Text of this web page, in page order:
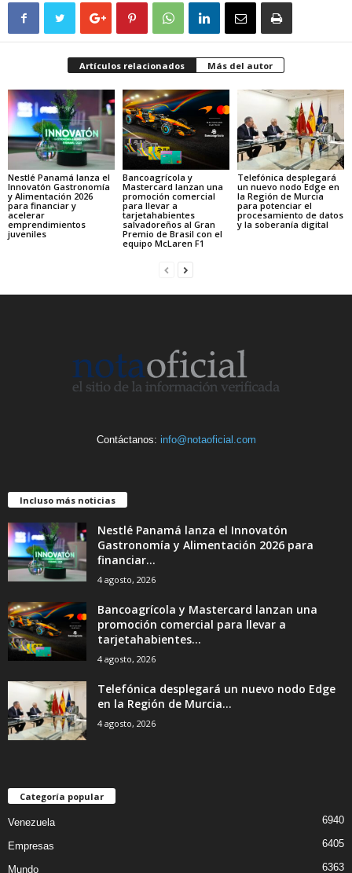
Artículos relacionados Más del autor
Nestlé Panamá lanza el
Innovatón Gastronomía
y Alimentación 2026
para financiar y
acelerar
emprendimientos
juveniles
Bancoagrícola y
Mastercard lanzan una
promoción comercial
para llevar a
tarjetahabientes
salvadoreños al Gran
Premio de Brasil con el
equipo McLaren F1
Telefónica desplegará
un nuevo nodo Edge en
la Región de Murcia
para potenciar el
procesamiento de datos
y la soberanía digital
Contáctanos: info@notaoficial.com
Incluso más noticias
Nestlé Panamá lanza el Innovatón
Gastronomía y Alimentación 2026 para
financiar...
4 agosto, 2026
Bancoagrícola y Mastercard lanzan una
promoción comercial para llevar a
tarjetahabientes...
4 agosto, 2026
Telefónica desplegará un nuevo nodo Edge
en la Región de Murcia...
4 agosto, 2026
Categoría popular
Venezuela 6940
Empresas 6405
Mundo 6363